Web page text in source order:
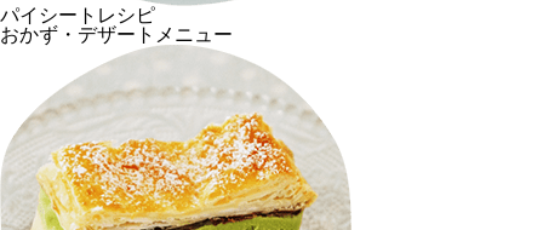
パイシートレシピ
おかず・デザートメニュー